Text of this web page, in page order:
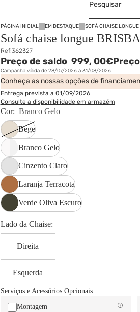
Pesquisar
PÁGINA INICIAL EM DESTAQUE SOFÁ CHAISE
Sofá chaise longue
Ref:362327
Preço de saldo 999, 00€
Campanha válida de 28/07/2026 a 31/08/2026
Conheça as nossas opções de
Entrega prevista a 01/09/2026
Consulte a disponibilidade em armazém
Cor: Branco Gelo
Bege
Branco Gelo
Cinzento Claro
Laranja Terracota
Verde Oliva Escuro
Lado da Chaise:
Direita
Esquerda
Serviços e Acessórios Opcionais:
Montagem